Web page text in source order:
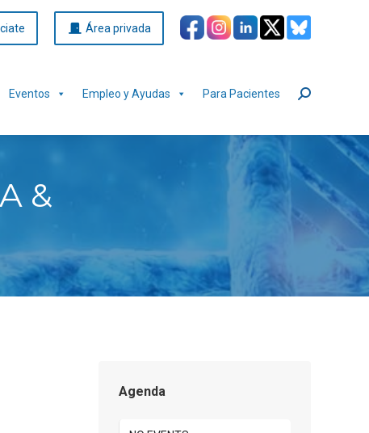
Área privada
Eventos Empleo y Ayudas Para Pacientes Buscar:
&
Agenda